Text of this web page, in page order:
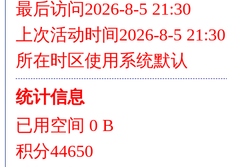
最后访问2026-8-5 21:30
上次活动时间2026-8-5 21:30
所在时区使用系统默认
统计信息
已用空间 0 B
积分44650